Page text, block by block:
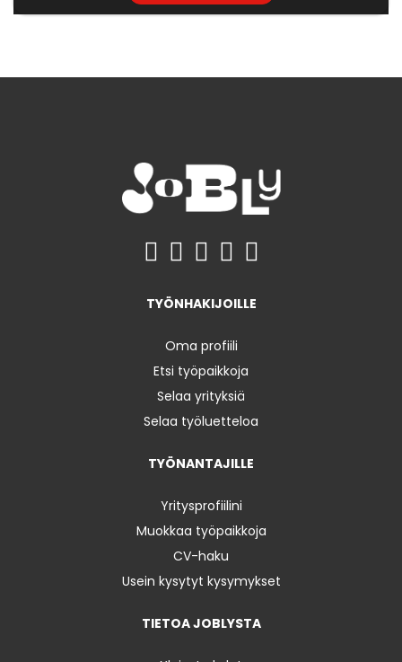
TYÖNHAKIJOILLE
Oma profiili
Etsi työpaikkoja
Selaa yrityksiä
Selaa työluetteloa
TYÖNANTAJILLE
Yritysprofiilini
Muokkaa työpaikkoja
CV-haku
Usein kysytyt kysymykset
TIETOA JOBLYSTA